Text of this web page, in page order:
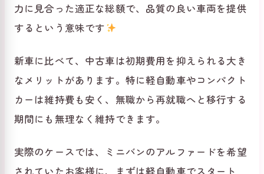
力に見合った適正な総額で、品質の良い車両を提供
するという意味です
新車に比べて、中古車は初期費用を抑えられる大き
なメリットがあります。特に軽自動車やコンパクト
カーは維持費も安く、無職から再就職へと移行する
期間にも無理なく維持できます。
実際のケースでは、ミニバンのアルファードを希望
されていたお客様に、まずは軽自動車でスタート